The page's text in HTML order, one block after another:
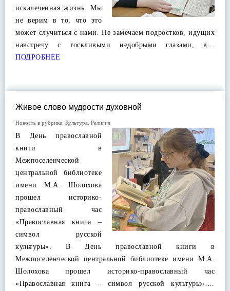
искалеченная жизнь. Мы
не верим в то, что это
может случиться с нами. Не замечаем подростков, идущих
навстречу с тоскливыми недобрыми глазами, в…
ПОДРОБНЕЕ
Живое слово мудрости духовной
Новость в рубрике: Культура Религия
В День православной
книги в
Межпоселенческой
центральной библиотеке
имени М.А. Шолохова
прошел историко-
православный час
«Православная книга –
символ русской
культуры». В День православной книги в
Межпоселенческой центральной библиотеке имени М.А.
Шолохова прошел историко-православный час
«Православная книга – символ русской культуры»….